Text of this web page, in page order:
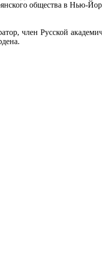
общества в Нью-
член Русской